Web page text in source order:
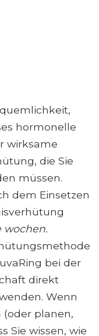
hormonelle
wirksame
die Sie
müssen.
dem Einsetzen
wochen.
bei der
direkt
Wenn
(oder planen,
Sie wissen, wie